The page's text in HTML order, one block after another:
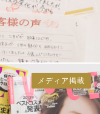
メディア掲載